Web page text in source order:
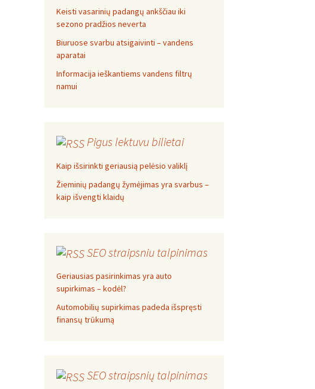
Keisti vasarinių padangų ankščiau iki
sezono pradžios neverta
Biuruose svarbu atsigaivinti – vandens
aparatai
Informacija ieškantiems vandens filtrų
namui
Pigus lektuvu bilietai
Kaip išsirinkti geriausią pelėsio valiklį
Žieminių padangų žymėjimas yra svarbus –
kaip išvengti klaidų
SEO straipsniu talpinimas
Geriausias pasirinkimas yra auto
supirkimas – kodėl?
Automobilių supirkimas padeda išspręsti
finansų trūkumą
SEO straipsnių talpinimas